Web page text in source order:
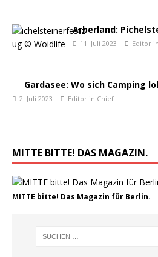
Arberland:
11. Juli 2023 Editor
Gardasee: Wo sich Camping
2. Juli 2023 Editor in Chief
MITTE BITTE! DAS MAGAZIN.
MITTE bitte! Das Magazin für Berlin.